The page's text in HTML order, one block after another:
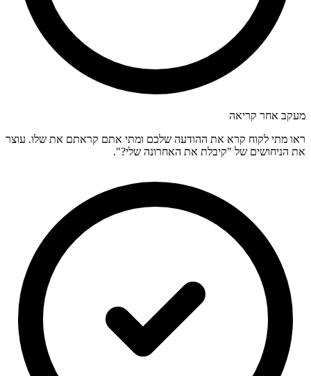
מעקב אחר קריאה
ראו מתי לקוח קרא את ההודעה שלכם ומתי אתם קראתם את שלו. עוצר
את הניחושים של "קיבלת את האחרונה שלי?".